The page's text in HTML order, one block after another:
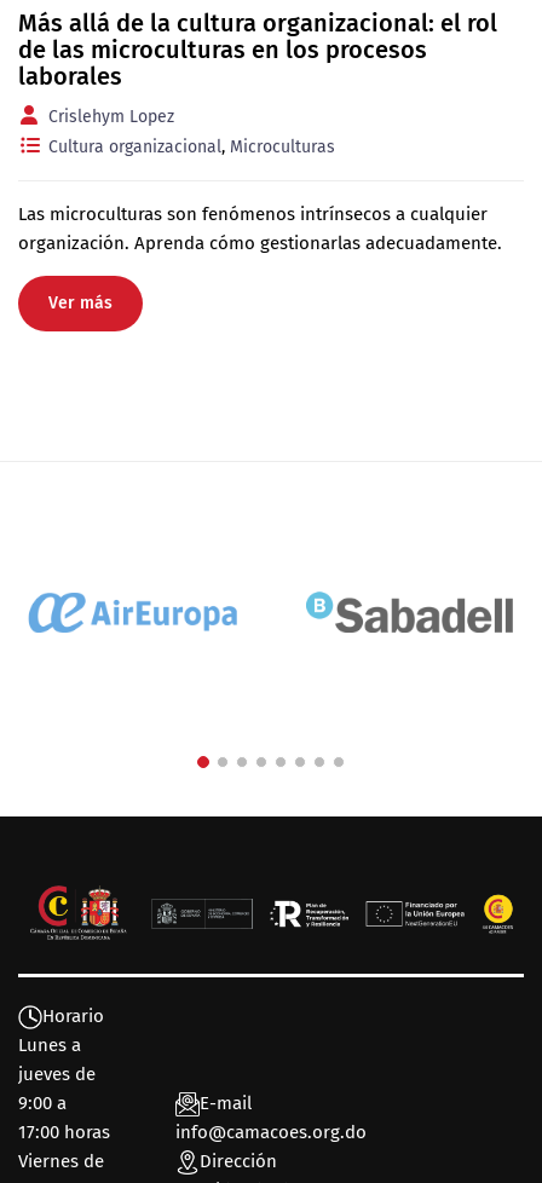
Más allá de la cultura organizacional: el rol
de las microculturas en los procesos
laborales
Crislehym Lopez
Cultura organizacional, Microculturas
Las microculturas son fenómenos intrínsecos a cualquier
organización. Aprenda cómo gestionarlas adecuadamente.
Ver más
Horario
Lunes a
jueves de
9:00 a
17:00 horas
Viernes de
E-mail
info@camacoes.org.do
Dirección